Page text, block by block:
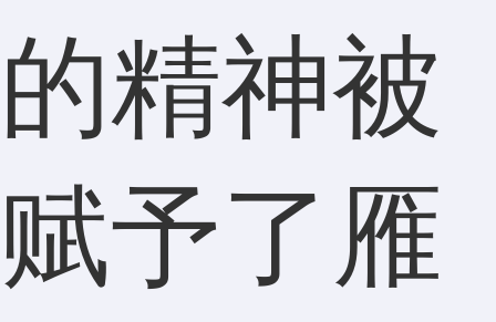
的精神被
赋予了雁